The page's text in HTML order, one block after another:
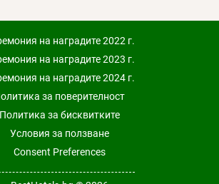
на наградите 2022 г.
на наградите 2023 г.
на наградите 2024 г.
за поверителност
Политика за бисквитките
Условия за ползване
Consent Preferences